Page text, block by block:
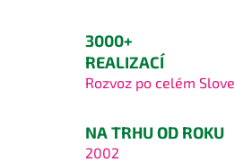
3000+
REALIZACÍ
Rozvoz po celém
NA TRHU OD ROKU
2002